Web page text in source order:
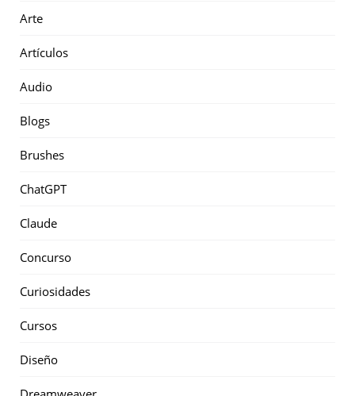
Arte
Artículos
Audio
Blogs
Brushes
ChatGPT
Claude
Concurso
Curiosidades
Cursos
Diseño